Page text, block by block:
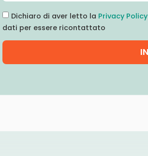
Dichiaro di aver letto la Privacy Policy
dati per essere ricontattato